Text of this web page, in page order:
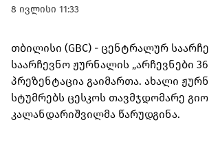
8 ივლისი 11:33
თბილისი (GBC) - ცენტრალურ
საარჩევნო ჟურნალის „არჩევნები
პრეზენტაცია გაიმართა. ახალი
სტუმრებს ცესკოს თავმჯდომარე
კალანდარიშვილმა წარუდგინა.